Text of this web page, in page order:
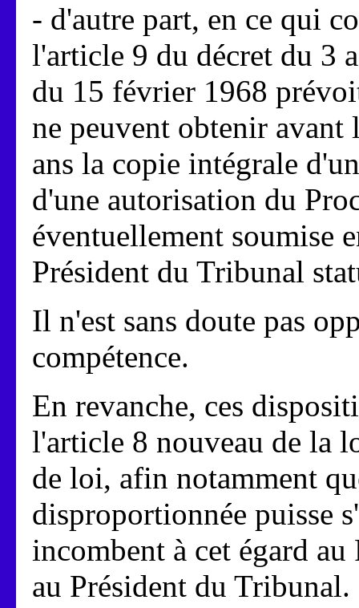
- d'autre part, en ce qui
l'article 9 du décret du 3
du 15 février 1968
ne peuvent obtenir
ans la copie intégrale
d'une autorisation du
éventuellement soumise
Président du Tribunal
Il n'est sans doute pas
compétence.
En revanche, ces
l'article 8 nouveau de la
de loi, afin notamment
disproportionnée puisse
incombent à cet égard
au Président du Tribunal.